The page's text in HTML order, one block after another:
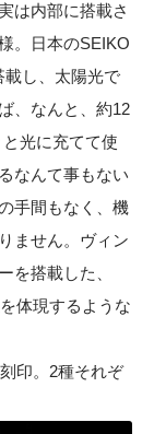
は内部に搭載さ
。日本のSEIKO
載し、太陽光で
、なんと、約12
光に充てて使
なんて事もない
手間もなく、機
ません。ヴィン
を搭載した、
体現するような
印。2種それぞ